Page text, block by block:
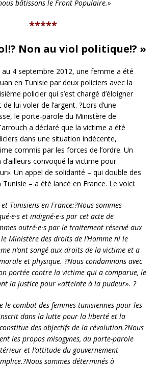
bâtissons le Front Populaire.»
*****
Non au viol politique!? »
4 septembre 2012, une femme a été
en Tunisie par deux policiers avec la
policier qui s’est chargé d’éloigner
lui voler de l’argent. ?Lors d’une
le porte-parole du Ministère de
a déclaré que la victime a été
dans une situation indécente,
commis par les forces de l’ordre. Un
d’ailleurs convoqué la victime pour
Un appel de solidarité – qui double des
– a été lancé en France. Le voici:
Tunisiens en France:?Nous sommes
et indigné·e·s par cet acte de
outré·e·s par le traitement réservé aux
Ministère des droits de l’Homme ni le
n’ont songé aux droits de la victime et a
et physique. ?Nous condamnons avec
portée contre la victime qui a comparue, le
la justice pour «atteinte à la pudeur». ?
le combat des femmes tunisiennes pour les
dans la lutte pour la liberté et la
des objectifs de la révolution.?Nous
les propos misogynes, du porte-parole
et l’attitude du gouvernement
sommes déterminés à